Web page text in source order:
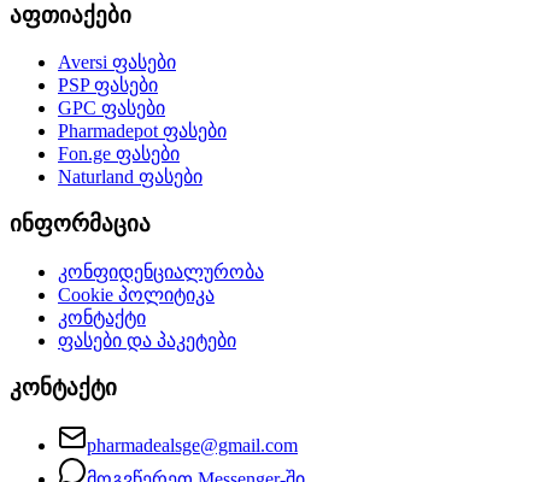
აფთიაქები
Aversi ფასები
PSPფასები
GPC ფასები
Pharmadepotფასები
Fon.ge ფასები
Naturland ფასები
ინფორმაცია
კონფიდენციალურობა
Cookie პოლიტიკა
კონტაქტი
ფასები და პაკეტები
კონტაქტი
pharmadealsge@gmail.com